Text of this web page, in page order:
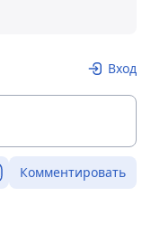
Вход
Комментировать